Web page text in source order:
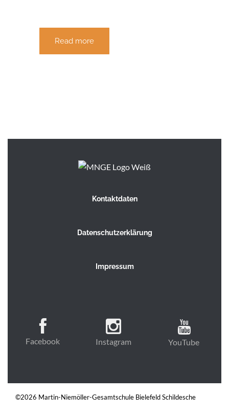
Read more
Kontaktdaten
Datenschutzerklärung
Impressum
Facebook Instagram YouTube
©2026 Martin-Niemöller-Gesamtschule Bielefeld Schildesche